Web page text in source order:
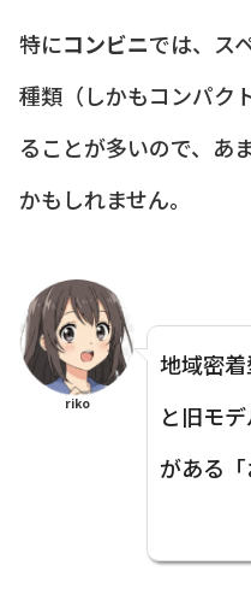
特にコンビニでは、ス
種類（しかもコンパク
ることが多いので、あ
かもしれません。
riko
地域密
と旧モ
がある「